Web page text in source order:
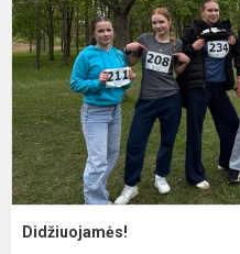
Didžiuojamės!